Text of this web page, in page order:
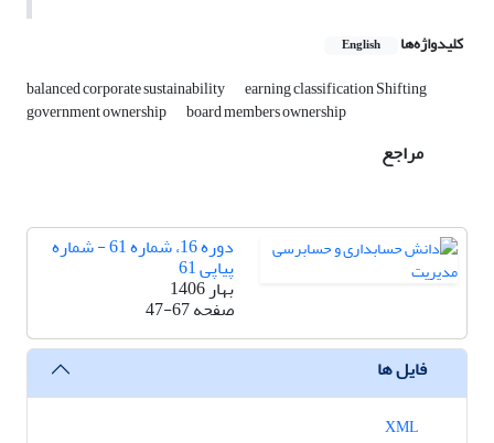
کلیدواژه‌ها English
balanced corporate sustainability earning classification Shifting
government ownership board members ownership
مراجع
دوره 16، شماره 61 - شماره
پیاپی 61
بهار 1406
صفحه47-67
فایل ها